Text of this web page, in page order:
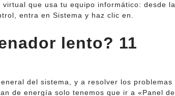
que usa tu equipo informático: desde la
entra en Sistema y haz clic en.
lento? 11
del sistema, y a resolver los problemas
de energía solo tenemos que ir a «Panel de